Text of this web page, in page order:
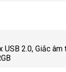
2.0, Giắc